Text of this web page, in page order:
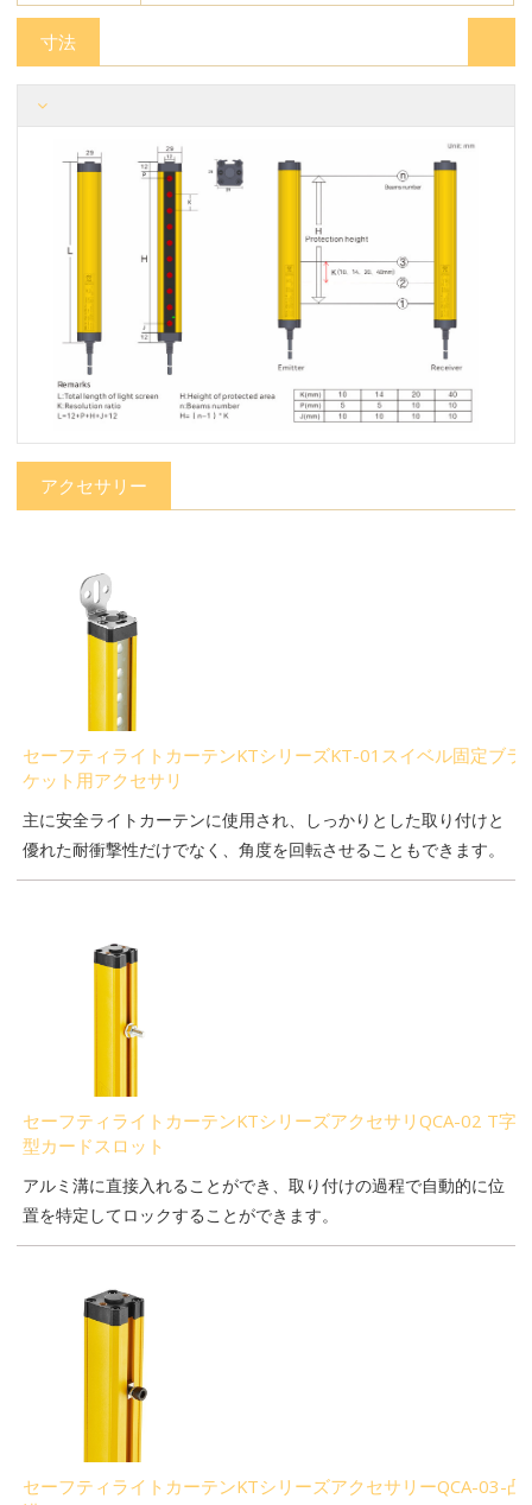
寸法
アクセサリー
セーフティライトカーテンKTシリーズKT-01スイベル固定ブラ
ケット用アクセサリ
主に安全ライトカーテンに使用され、しっかりとした取り付けと
優れた耐衝撃性だけでなく、角度を回転させることもできます。
セーフティライトカーテンKTシリーズアクセサリQCA-02 T字
型カードスロット
アルミ溝に直接入れることができ、取り付けの過程で自動的に位
置を特定してロックすることができます。
セーフティライトカーテンKTシリーズアクセサリーQCA-03-凸